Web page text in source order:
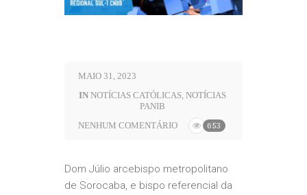
MAIO 31, 2023
IN NOTÍCIAS CATÓLICAS, NOTÍCIAS
PANIB
NENHUM COMENTÁRIO
653
Dom Júlio arcebispo metropolitano
de Sorocaba, e bispo referencial da